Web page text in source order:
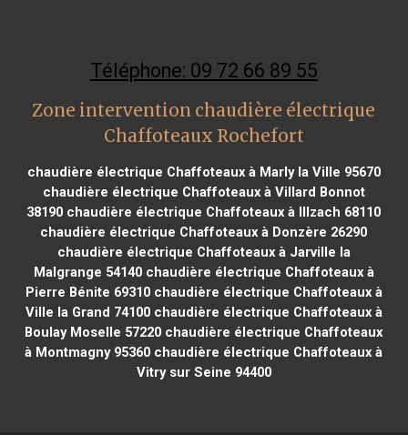
Téléphone: 09 72 66 89 55
Zone intervention chaudière électrique
Chaffoteaux Rochefort
chaudière électrique Chaffoteaux à Marly la Ville 95670
chaudière électrique Chaffoteaux à Villard Bonnot
38190 chaudière électrique Chaffoteaux à Illzach 68110
chaudière électrique Chaffoteaux à Donzère 26290
chaudière électrique Chaffoteaux à Jarville la
Malgrange 54140chaudière électrique Chaffoteaux à
Pierre Bénite 69310chaudière électrique Chaffoteaux à
Ville la Grand 74100chaudière électrique Chaffoteaux à
Boulay Moselle 57220 chaudière électrique Chaffoteaux
à Montmagny 95360 chaudière électrique Chaffoteaux à
Vitry sur Seine 94400